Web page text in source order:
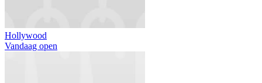
Hollywood
Vandaag open